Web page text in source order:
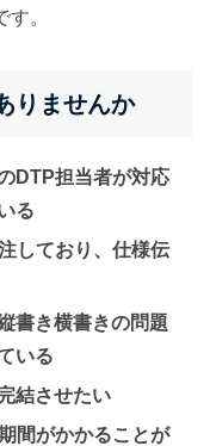
。
りませんか
DTP担当者が対応
る
しており、仕様伝
書き横書きの問題
いる
結させたい
間がかかることが